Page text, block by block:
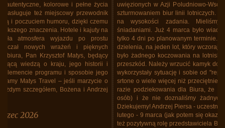
uwięzionych w Azji Poludniowo-Wschodniej, koczowaniu na lotniskach,
szturmowaniem biur linii lotniczych. Krzysztof Matys i jego biuro stanęło
na wysokości zadania. Mieliśmy dobry hotel, ze znakomitymi
śniadaniami. Już 4 marca było wiadomo, że odlecimy Lotem 12 marca
tylko 4 dni po planowanym terminie. Biuro upchnęło nas, wszystkich bez
dzielenia, na jeden lot, który wczoraj tj. 12 marca doszedł do skutku. Nie
było żadnego koczowania na lotnisku. Lot "repatriacyjny" odbył się bez
przeszkód. Należy wrzucić kamyk do ogródka Lotu. Linie bez skrupułów
wykorzystały sytuację i sobie od "repatriantów" zażyczyły za lot w jedną
srtone o wiele więcej niż przeciętnie się płaciło za lot w obie. W każdym
razie podziekowania dla Biura, że zajęło sie nami (a grupa spora, 40
osób) i że nie doznaliśmy żadnych niedogodnośći z tego powodu.
Dziekujemy! Andrzej Piersa - uczestnik wycieczki do Tajlandii w dniach 25
lutego - 9 marca (jak potem się okazało do 12 marca). Należy podkreślić
też pozytywną rolę przedstawiciela Biura, Maćka Grzegrzółki, siła spokoju